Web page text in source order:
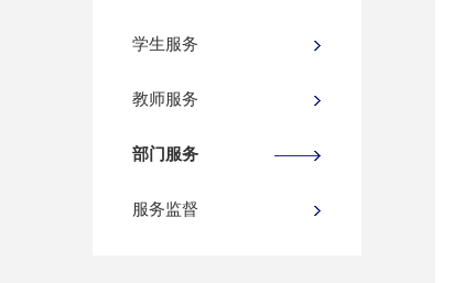
学生服务
教师服务
部门服务
服务监督